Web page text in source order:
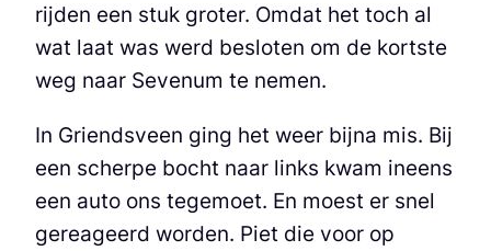
rijden een stuk groter. Omdat het toch al
wat laat was werd besloten om de kortste
weg naar Sevenum te nemen.
In Griendsveen ging het weer bijna mis. Bij
een scherpe bocht naar links kwam ineens
een auto ons tegemoet. En moest er snel
gereageerd worden. Piet die voor op